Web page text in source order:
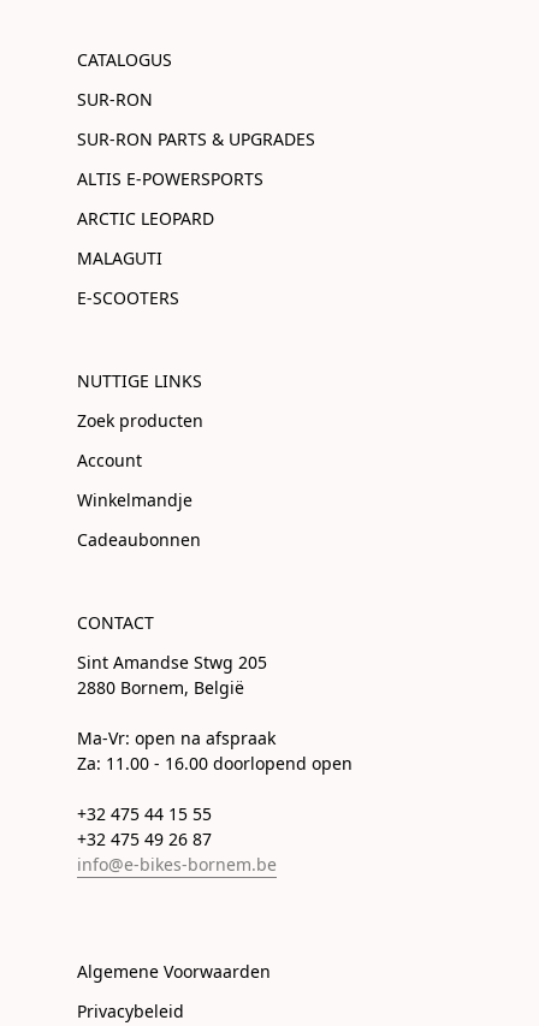
CATALOGUS
SUR-RON
SUR-RON PARTS & UPGRADES
ALTIS E-POWERSPORTS
ARCTIC LEOPARD
MALAGUTI
E-SCOOTERS
NUTTIGE LINKS
Zoek producten
Account
Winkelmandje
Cadeaubonnen
CONTACT
Sint Amandse Stwg 205
2880 Bornem, België
Ma-Vr: open na afspraak
Za: 11.00 - 16.00 doorlopend open
+32 475 44 15 55
+32 475 49 26 87
info@e-bikes-bornem.be
Algemene Voorwaarden
Privacybeleid